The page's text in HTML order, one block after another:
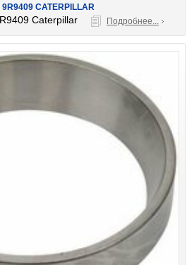
CATERPILLAR
Caterpillar Подробнее...